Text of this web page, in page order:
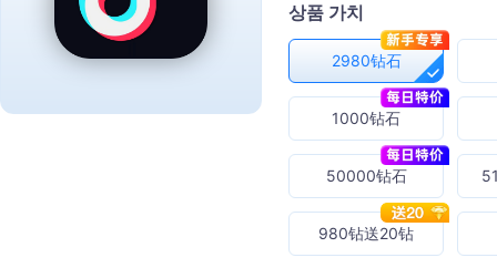
상품 가치
2980钻石
1000钻石
50000钻石
980钻送20钻